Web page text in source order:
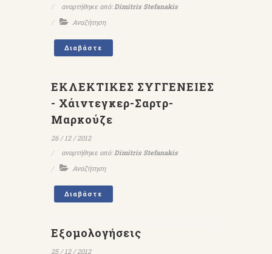
αναρτήθηκε από:Dimitris Stefanakis
Αναζήτηση
Διαβάστε
ΕΚΛΕΚΤΙΚΕΣ ΣΥΓΓΕΝΕΙΕΣ
- Χάιντεγκερ-Σαρτρ-
Μαρκούζε
26 / 12 / 2012
αναρτήθηκε από:Dimitris Stefanakis
Αναζήτηση
Διαβάστε
Εξομολογήσεις
25 / 12 / 2012